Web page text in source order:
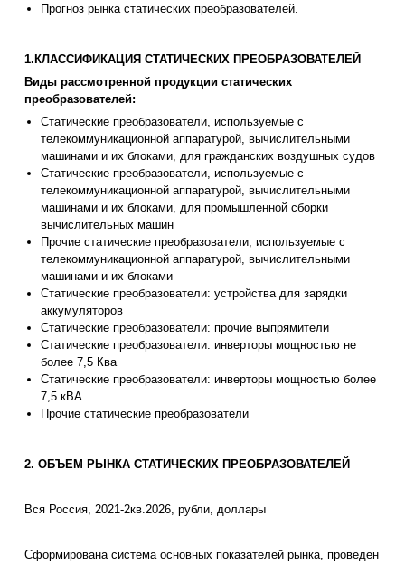
Прогноз рынка статических преобразователей.
1.КЛАССИФИКАЦИЯ СТАТИЧЕСКИХ ПРЕОБРАЗОВАТЕЛЕЙ
Виды рассмотренной продукции статических
преобразователей:
Статические преобразователи, используемые с
телекоммуникационной аппаратурой, вычислительными
машинами и их блоками, для гражданских воздушных судов
Статические преобразователи, используемые с
телекоммуникационной аппаратурой, вычислительными
машинами и их блоками, для промышленной сборки
вычислительных машин
Прочие статические преобразователи, используемые с
телекоммуникационной аппаратурой, вычислительными
машинами и их блоками
Статические преобразователи: устройства для зарядки
аккумуляторов
Статические преобразователи: прочие выпрямители
Статические преобразователи: инверторы мощностью не
более 7,5 Ква
Статические преобразователи: инверторы мощностью более
7,5 кВА
Прочие статические преобразователи
2. ОБЪЕМ РЫНКА СТАТИЧЕСКИХ ПРЕОБРАЗОВАТЕЛЕЙ
Вся Россия, 2021-2кв.2026, рубли, доллары
Сформирована система основных показателей рынка, проведен